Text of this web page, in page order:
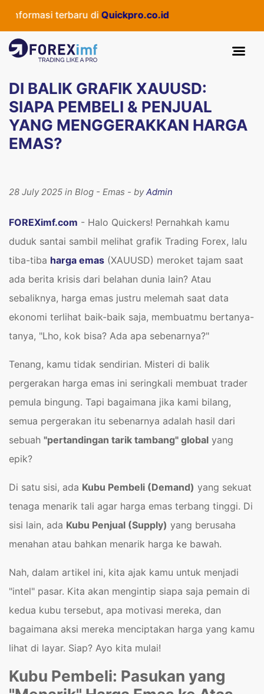
terbaru diQuickpro.co.id
DI BALIK GRAFIK XAUUSD:
SIAPA PEMBELI & PENJUAL
YANG MENGGERAKKAN HARGA
EMAS?
28 July 2025 in Blog - Emas - byAdmin
FOREXimf.com - Halo Quickers! Pernahkah kamu
duduk santai sambil melihat grafik Trading Forex, lalu
tiba-tiba harga emas (XAUUSD) meroket tajam saat
ada berita krisis dari belahan dunia lain? Atau
sebaliknya, harga emas justru melemah saat data
ekonomi terlihat baik-baik saja, membuatmu bertanya-
tanya, "Lho, kok bisa? Ada apa sebenarnya?"
Tenang, kamu tidak sendirian. Misteri di balik
pergerakan harga emas ini seringkali membuat trader
pemula bingung. Tapi bagaimana jika kami bilang,
semua pergerakan itu sebenarnya adalah hasil dari
sebuah "pertandingan tarik tambang" global yang
epik?
Di satu sisi, ada Kubu Pembeli (Demand) yang sekuat
tenaga menarik tali agar harga emas terbang tinggi. Di
sisi lain, ada Kubu Penjual (Supply) yang berusaha
menahan atau bahkan menarik harga ke bawah.
Nah, dalam artikel ini, kita ajak kamu untuk menjadi
"intel" pasar. Kita akan mengintip siapa saja pemain di
kedua kubu tersebut, apa motivasi mereka, dan
bagaimana aksi mereka menciptakan harga yang kamu
lihat di layar. Siap? Ayo kita mulai!
Kubu Pembeli: Pasukan yang